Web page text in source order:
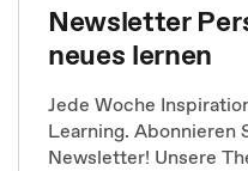
Newsletter
neues lernen
Jede Woche
Learning. Abonnieren
Newsletter! Unsere